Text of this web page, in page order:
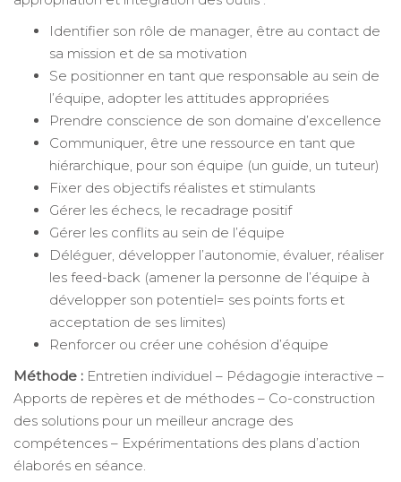
Identifier son rôle de manager, être au contact de
sa mission et de sa motivation
Se positionner en tant que responsable au sein de
l’équipe, adopter les attitudes appropriées
Prendre conscience de son domaine d’excellence
Communiquer, être une ressource en tant que
hiérarchique, pour son équipe (un guide, un tuteur)
Fixer des objectifs réalistes et stimulants
Gérer les échecs, le recadrage positif
Gérer les conflits au sein de l’équipe
Déléguer, développer l’autonomie, évaluer, réaliser
les feed-back (amener la personne de l’équipe à
développer son potentiel= ses points forts et
acceptation de ses limites)
Renforcer ou créer une cohésion d’équipe
Méthode : Entretien individuel – Pédagogie interactive –
Apports de repères et de méthodes – Co-construction
des solutions pour un meilleur ancrage des
compétences – Expérimentations des plans d’action
élaborés en séance.